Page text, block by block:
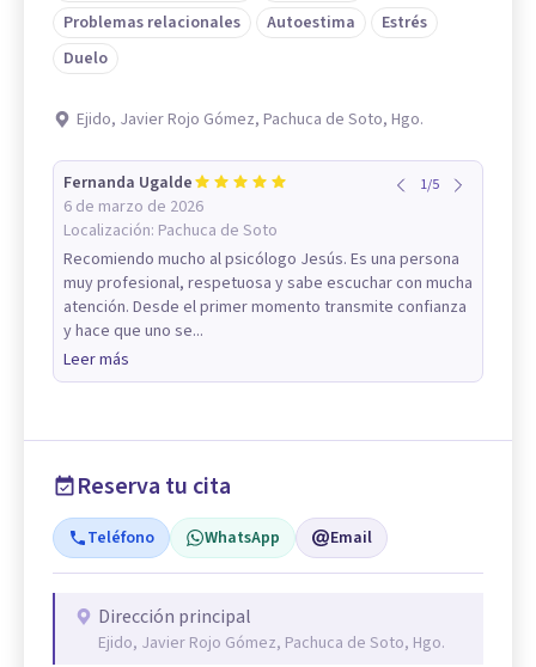
Problemas relacionales
Autoestima
Estrés
Duelo
Ejido, Javier Rojo Gómez, Pachuca de Soto, Hgo.
Fernanda Ugalde
6 de marzo de 2026
Localización: Pachuca de Soto
1/5
Recomiendo mucho al psicólogo Jesús. Es una persona
muy profesional, respetuosa y sabe escuchar con mucha
atención. Desde el primer momento transmite confianza
y hace que uno se...
Leer más
Reserva tu cita
Teléfono WhatsApp Email
Dirección principal
Ejido, Javier Rojo Gómez, Pachuca de Soto, Hgo.